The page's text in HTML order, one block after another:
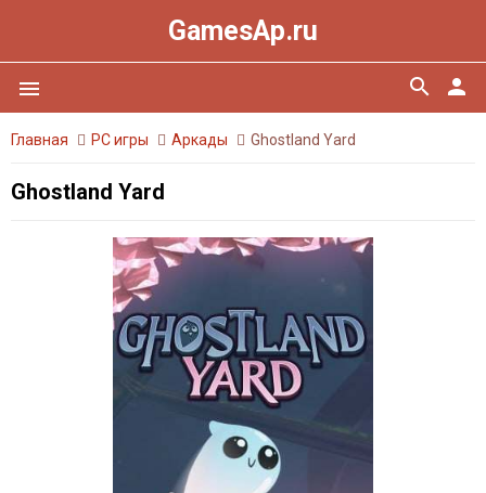
GamesAp.ru
menu person
search
Главная PC игры Аркады Ghostland Yard
Ghostland Yard